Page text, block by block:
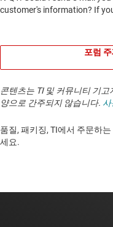
포럼
콘텐츠는 TI 및 커뮤니티 기
양으로 간주되지 않습니다.
품질, 패키징, TI에서 주문하
세요. ​​​​​​​​​​​​​​